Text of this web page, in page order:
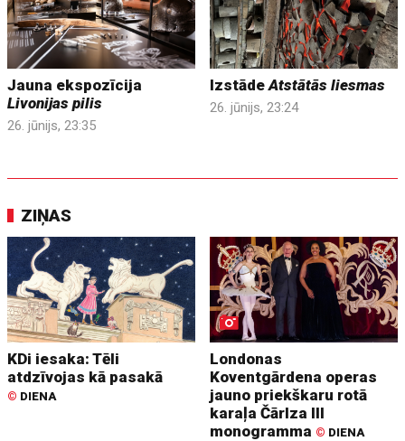
Jauna ekspozīcija
Livonijas pilis
26. jūnijs, 23:35
IzstādeAtstātās liesmas
26. jūnijs, 23:24
ZIŅAS
KDi iesaka: Tēli
atdzīvojas kā pasakā
© DIENA
Londonas
Koventgārdena operas
jauno priekškaru rotā
karaļa Čārlza III
monogramma © DIENA